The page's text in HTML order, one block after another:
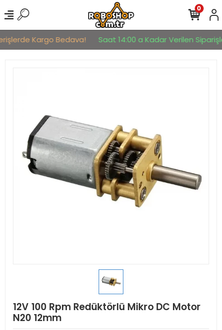
Kargo Bedava! Saat 14:00 a Kadar Verilen
0
12V 100 Rpm Redüktörlü Mikro DC Motor
N20 12mm